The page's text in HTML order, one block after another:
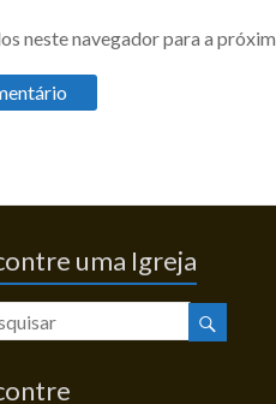
neste navegador para a
uma Igreja